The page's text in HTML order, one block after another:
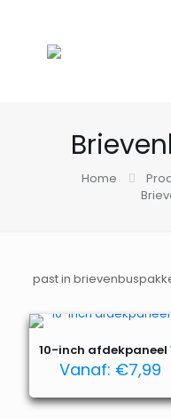
Home
past in
10-inch afdekpaneel
Vanaf: €7,99